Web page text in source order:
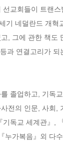
선교회들이 트랜
기 네덜란드 개혁
, 그에 관한 책도
과 연결고리가 되
졸업하고, 기독
전의 인문, 사회,
기독교 세계관』,
누가복음』외 다